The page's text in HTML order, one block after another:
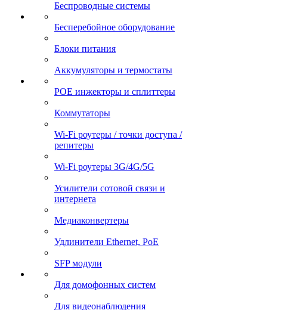
Беспроводные системы
Бесперебойное оборудование
Блоки питания
Аккумуляторы и термостаты
POE инжекторы и сплиттеры
Коммутаторы
Wi-Fi роутеры / точки доступа /
репитеры
Wi-Fi роутеры 3G/4G/5G
Усилители сотовой связи и
интернета
Медиаконвертеры
Удлинители Ethernet, PoE
SFP модули
Для домофонных систем
Для видеонаблюдения